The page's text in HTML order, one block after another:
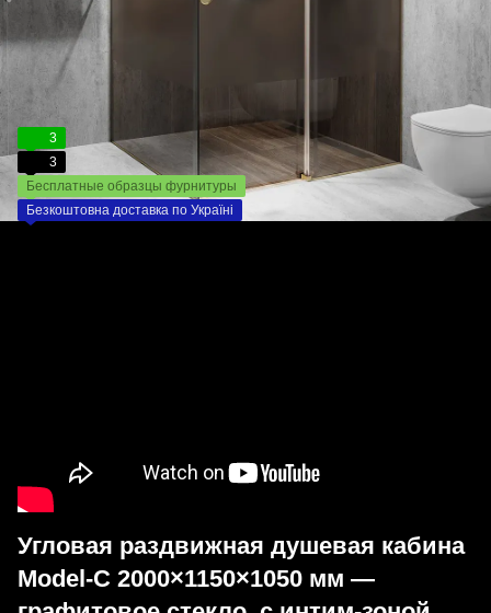
3
3
Бесплатные образцы фурнитуры
Безкоштовна доставка по Україні
Угловая раздвижная душевая кабина
Model-C 2000×1150×1050 мм —